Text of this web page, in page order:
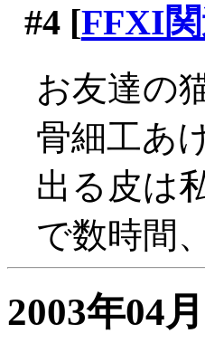
#4[FFXI
お友達の
骨細工あ
出る皮は
で数時間
2003年04